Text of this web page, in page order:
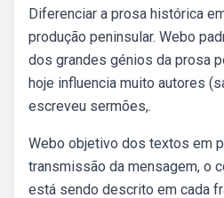
Diferenciar a prosa histórica
produção peninsular. Webo
dos grandes génios da prosa
hoje influencia muito autores
escreveu sermões,.
Webo objetivo dos textos em
transmissão da mensagem, o
está sendo descrito em cada